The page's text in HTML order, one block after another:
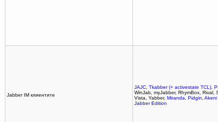
Jabber IM клиентите
JAJC Tkabber (+ activestate TCL)
WinJab, myJabber, RhymBox, Rival,
Vista, Yabber, Miranda Pidgin Akeni
Jabber Edition